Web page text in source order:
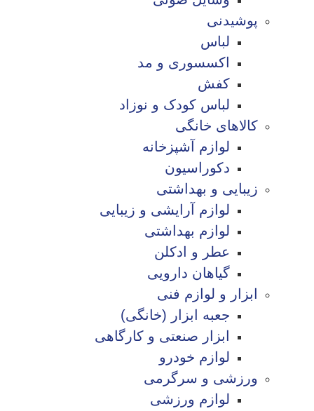
پوشیدنی
لباس
اکسسوری و مد
کفش
لباس کودک و نوزاد
کالاهای خانگی
لوازم آشپزخانه
دکوراسیون
زیبایی و بهداشتی
لوازم آرایشی و زیبایی
لوازم بهداشتی
عطر و ادکلن
گیاهان دارویی
ابزار و لوازم فنی
جعبه ابزار (خانگی)
ابزار صنعتی و کارگاهی
لوازم خودرو
ورزشی و سرگرمی
لوازم ورزشی